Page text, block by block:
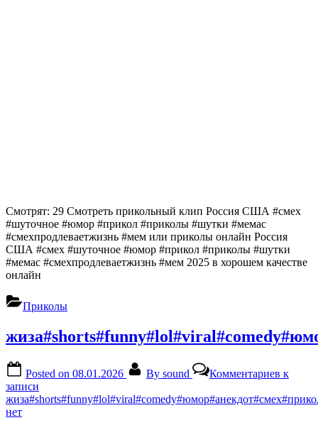
Смотрят: 29 Смотреть прикольный клип Россия США #смех
#шуточное #юмор #прикол #приколы #шутки #мемас
#смехпродлеваетжизнь #мем или приколы онлайн Россия
США #смех #шуточное #юмор #прикол #приколы #шутки
#мемас #смехпродлеваетжизнь #мем 2025 в хорошем качестве
онлайн
Приколы
Posted on 08.01.2026 By sound Комментариев к
записи
нет